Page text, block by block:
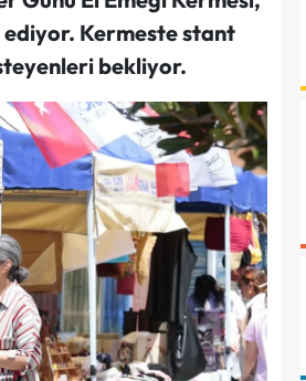
ediyor. Kermeste stant
bekliyor.